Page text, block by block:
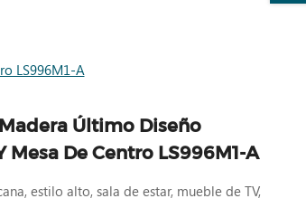
LS996M1-A
Último Diseño
Mesa De Centro LS996M1-A
estilo alto, sala de estar, mueble de TV,